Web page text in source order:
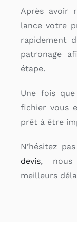
Après avoir
lance votre
rapidement
patronage
étape.
Une fois
fichier vous
prêt à être
N’hésitez pas
devis, nous
meilleurs